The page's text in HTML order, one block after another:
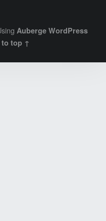
Auberge WordPress
to top ↑